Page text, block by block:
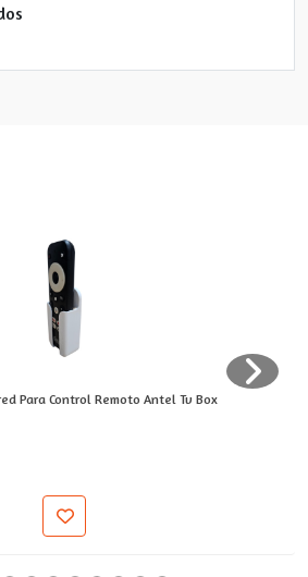
Para Control Remoto Antel Tv Box